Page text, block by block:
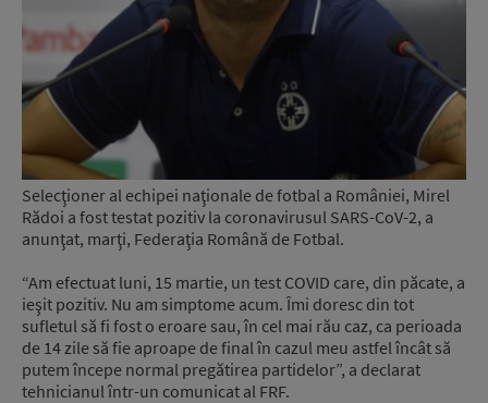
Selecţioner al echipei naţionale de fotbal a României, Mirel
Rădoi a fost testat pozitiv la coronavirusul SARS-CoV-2, a
anunţat, marţi, Federaţia Română de Fotbal.
“Am efectuat luni, 15 martie, un test COVID care, din păcate, a
ieşit pozitiv. Nu am simptome acum. Îmi doresc din tot
sufletul să fi fost o eroare sau, în cel mai rău caz, ca perioada
de 14 zile să fie aproape de final în cazul meu astfel încât să
putem începe normal pregătirea partidelor”, a declarat
tehnicianul într-un comunicat al FRF.